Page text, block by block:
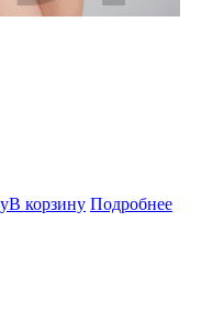
В корзину Подробнее